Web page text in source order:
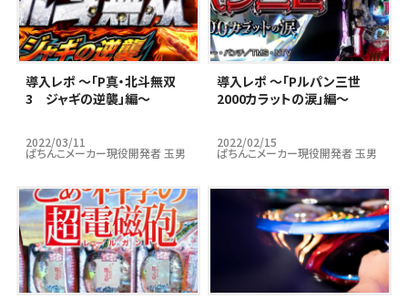
導入レポ ～「P真・北斗無双
3 ジャギの逆襲」編～
2022/03/11
ぱちんこメーカー現役開発者 玉男
導入レポ ～「Pルパン三世
2000カラットの涙」編～
2022/02/15
ぱちんこメーカー現役開発者 玉男